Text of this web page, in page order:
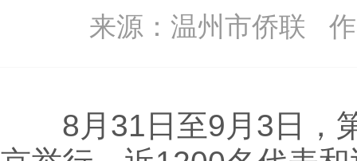
来源：温州市侨联
8月31日至9月3日，第